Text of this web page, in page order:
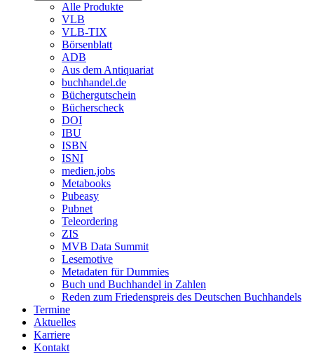
Alle Produkte
VLB
VLB-TIX
Börsenblatt
ADB
Aus dem Antiquariat
buchhandel.de
Büchergutschein
Bücherscheck
DOI
IBU
ISBN
ISNI
medien.jobs
Metabooks
Pubeasy
Pubnet
Teleordering
ZIS
MVB Data Summit
Lesemotive
Metadaten für Dummies
Buch und Buchhandel in Zahlen
Reden zum Friedenspreis des Deutschen Buchhandels
Termine
Aktuelles
Karriere
Kontakt